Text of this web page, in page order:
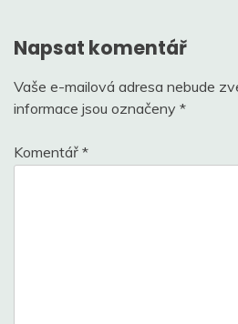
Napsat komentář
Vaše e-mailová adresa nebude
informace jsou označeny *
Komentář *